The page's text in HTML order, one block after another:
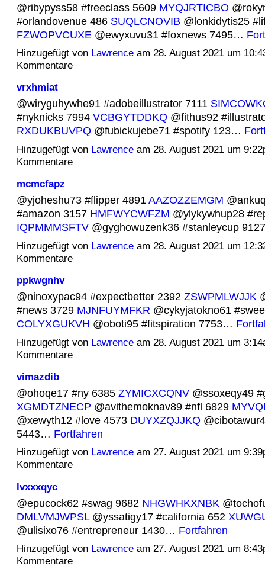
@ribypyss58 #freeclass 5609 MYQJRTICBO
#orlandovenue 486 SUQLCNOVIB @lonkidytis25
FZWOPVCUXE @ewyxuvu31 #foxnews 7495…
Hinzugefügt von Lawrenceam 28. August 2021 um
Kommentare
vrxhmiat
@wiryguhywhe91 #adobeillustrator 7111
#nyknicks 7994 VCBGYTDDKQ@fithus92
RXDUKBUVPQ@fubickujebe71 #spotify 123…
Hinzugefügt von Lawrenceam 28. August 2021 um
Kommentare
mcmcfapz
@yjoheshu73 #flipper 4891AAZOZZEMGM
#amazon 3157 HMFWYCWFZM @ylykywhup28
IQPMMMSFTV@gyghowuzenk36 #stanleycup
Hinzugefügt von Lawrenceam 28. August 2021 um
Kommentare
ppkwgnhv
@ninoxypac94 #expectbetter 2392 ZSWPMLWJJK
#news 3729 MJNFUYMFKR @cykyjatokno61
COLYXGUKVH @oboti95 #fitspiration 7753…
Hinzugefügt von Lawrenceam 28. August 2021 um
Kommentare
vimazdib
@ohoqe17 #ny 6385 ZYMICXCQNV@ssoxeqy49
XGMDTZNECP @avithemoknav89 #nfl 6829
@xewyth12 #love 4573 DUYXZQJJKQ
5443… Fortfahren
Hinzugefügt von Lawrenceam 27. August 2021 um
Kommentare
lvxxxqyc
@epucock62 #swag 9682 NHGWHKXNBK
DMLVMJWPSL@yssatigy17 #california 652
@ulisixo76 #entrepreneur 1430… Fortfahren
Hinzugefügt von Lawrenceam 27. August 2021 um
Kommentare